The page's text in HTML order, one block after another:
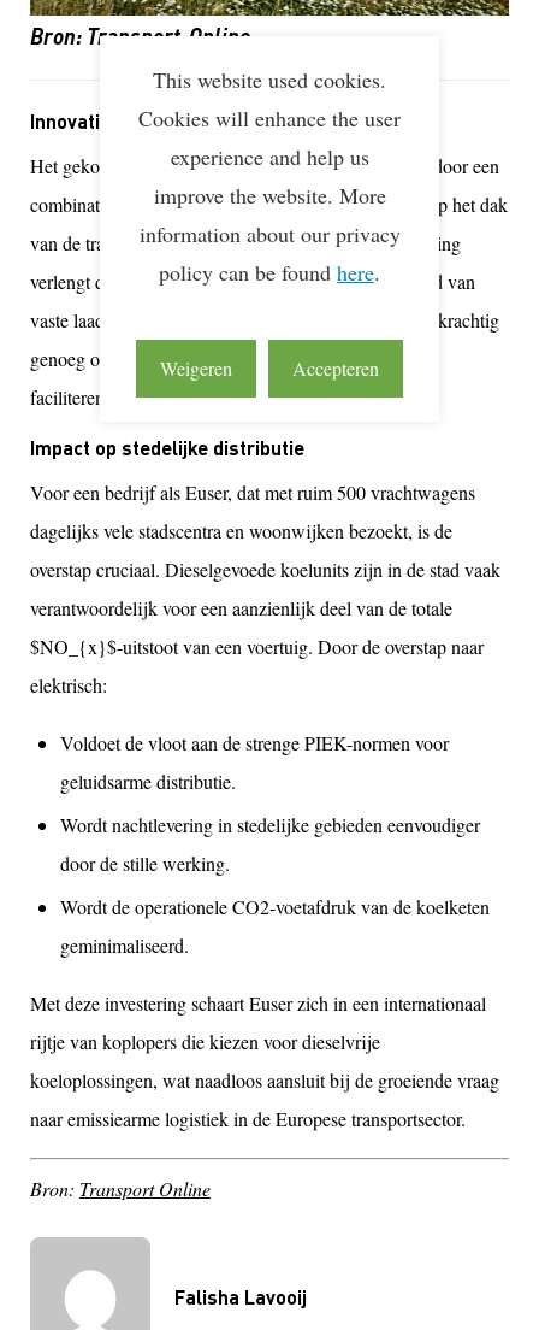
Falisha Lavooij
Bron: Transport-Online
Innovatie op het trailerdak
Het gekozen ‘Endurance-systeem’ onderscheidt zich door een
combinatie van batterijtechnologie en zonnepanelen op het dak
van de trailer. Deze hybride vorm van energieopwekking
verlengt de inzetduur en vermindert de afhankelijkheid van
vaste laadpunten. Volgens de fabrikant is het systeem krachtig
genoeg om meer dan 24 uur lang diepvriestransport te
faciliteren op een enkele acculading.
Impact op stedelijke distributie
Voor een bedrijf als Euser, dat met ruim 500 vrachtwagens
dagelijks vele stadscentra en woonwijken bezoekt, is de
overstap cruciaal. Dieselgevoede koelunits zijn in de stad vaak
verantwoordelijk voor een aanzienlijk deel van de totale
$NO_{x}$-uitstoot van een voertuig. Door de overstap naar
elektrisch:
Voldoet de vloot aan de strenge PIEK-normen voor
geluidsarme distributie.
Wordt nachtlevering in stedelijke gebieden eenvoudiger
door de stille werking.
Wordt de operationele CO2-voetafdruk van de koelketen
geminimaliseerd.
Met deze investering schaart Euser zich in een internationaal
rijtje van koplopers die kiezen voor dieselvrije
koeloplossingen, wat naadloos aansluit bij de groeiende vraag
naar emissiearme logistiek in de Europese transportsector.
Bron: Transport Online
This website used cookies.
Cookies will enhance the user
experience and help us
improve the website. More
information about our privacy
policy can be found here.
Weigeren Accepteren